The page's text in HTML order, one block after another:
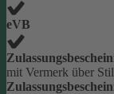
eVB
mit Vermerk über